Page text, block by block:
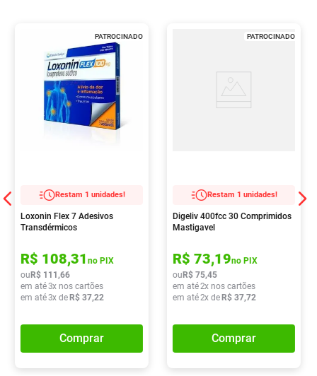
PATROCINADO
Restam 1 unidades!
Loxonin Flex 7 Adesivos
Transdérmicos
R$ 108,31 no PIX
ou R$ 111 ,66
em até3x nos cartões
em até3x de R$ 37,22
Comprar
PATROCINADO
Restam 1 unidades!
Digeliv 400fcc 30 Comprimidos
Mastigavel
R$ 73,19no PIX
ou R$ 75,45
em até2x nos cartões
em até2x de R$ 37,72
Comprar